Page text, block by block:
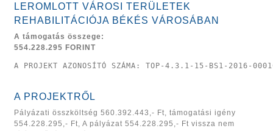
LEROMLOTT VÁROSI TERÜLETEK
REHABILITÁCIÓJA BÉKÉS VÁROSÁBAN
A támogatás összege:
554.228.295 FORINT
A PROJEKT AZONOSÍTÓ SZÁMA: TOP-4.3.1-15-BS1-2016-
A PROJEKTRŐL
Pályázati összköltség 560.392.443,- Ft, támogatási igény
554.228.295,- Ft, A pályázat 554.228.295,- Ft vissza nem